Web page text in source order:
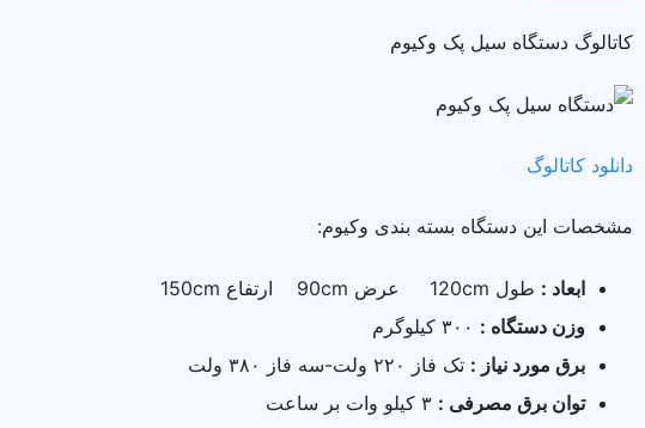
کاتالوگ دستگاه سیل پک وکیوم
دانلود کاتالوگ
مشخصات این دستگاه بسته بندی وکیوم:
ابعاد : طول 120cm عرض 90cm ارتفاع 150cm
وزن دستگاه :
برق مورد نیاز : تک فاز ۲۲۰ ولت-سه فاز ۳۸۰ ولت
توان برق مصرفی :